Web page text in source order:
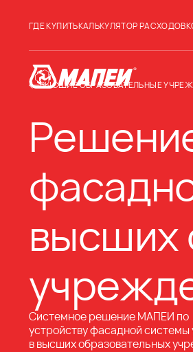
ГДЕ КУПИТЬКАЛЬКУЛЯТОР РАСХОДОВ
ВЫСШИЕ ОБРАЗОВАТЕЛЬНЫЕ
высших
Системное решение МАПЕИ по
устройству фасадной системы
в высших образовательных